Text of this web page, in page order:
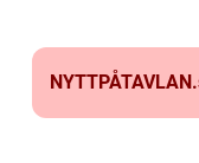
NYTTPÅTAVLAN.